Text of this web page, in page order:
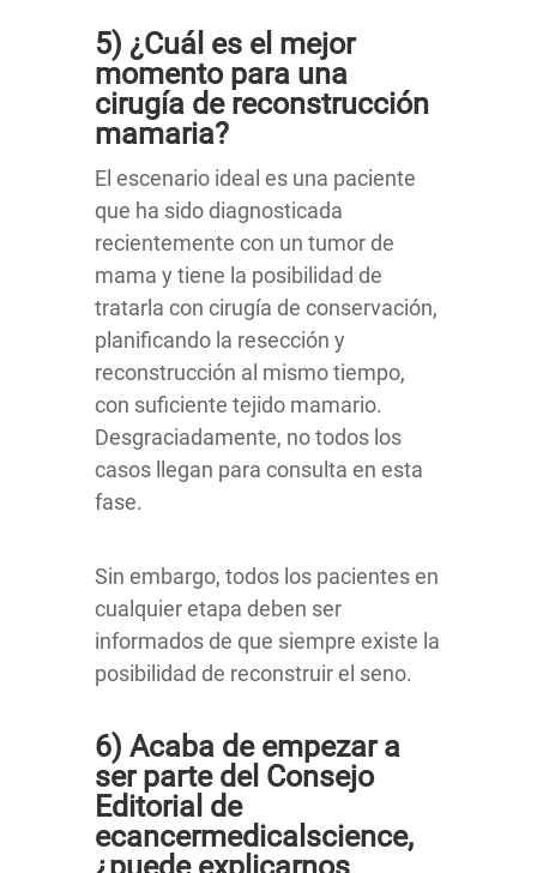
5) ¿Cuál es el mejor
momento para una
cirugía de reconstrucción
mamaria?
El escenario ideal es una paciente
que ha sido diagnosticada
recientemente con un tumor de
mama y tiene la posibilidad de
tratarla con cirugía de conservación,
planificando la resección y
reconstrucción al mismo tiempo,
con suficiente tejido mamario.
Desgraciadamente, no todos los
casos llegan para consulta en esta
fase.
Sin embargo, todos los pacientes en
cualquier etapa deben ser
informados de que siempre existe la
posibilidad de reconstruir el seno.
6) Acaba de empezar a
ser parte del Consejo
Editorial de
ecancermedicalscience,